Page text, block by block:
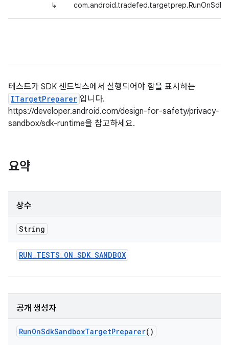
↳
테스트가 SDK 샌드박스에서 실행되어야 함을 표시하는
ITargetPreparer 입니다.
https://developer.android.com/design-for-safety/privacy-
sandbox/sdk-runtime을 참고하세요.
요약
상수
String
RUN_TESTS_ON_SDK_SANDBOX
공개 생성자
RunOnSdkSandboxTargetPreparer()